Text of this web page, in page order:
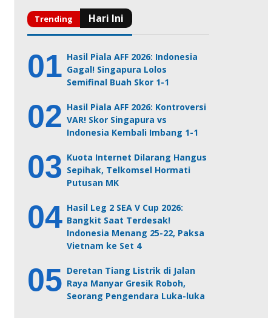
Hasil Piala AFF 2026: Indonesia
Gagal! Singapura Lolos
Semifinal Buah Skor 1-1
Hasil Piala AFF 2026: Kontroversi
VAR! Skor Singapura vs
Indonesia Kembali Imbang 1-1
Kuota Internet Dilarang Hangus
Sepihak, Telkomsel Hormati
Putusan MK
Hasil Leg 2 SEA V Cup 2026:
Bangkit Saat Terdesak!
Indonesia Menang 25-22, Paksa
Vietnam ke Set 4
Deretan Tiang Listrik di Jalan
Raya Manyar Gresik Roboh,
Seorang Pengendara Luka-luka